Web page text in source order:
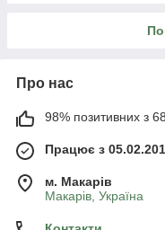
Про нас
98% позитивних з 68
Працює з
м. Mакарів
Mакарів, Україна